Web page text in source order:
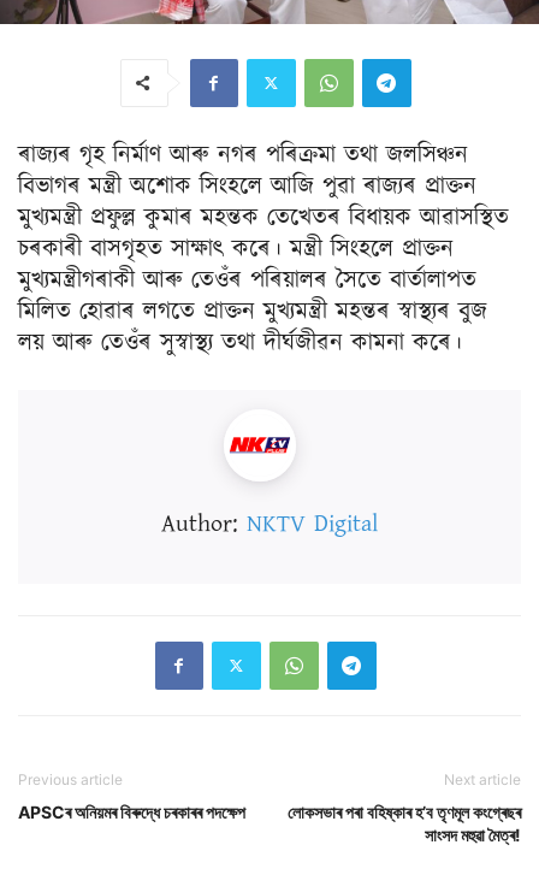
ৰাজ্যৰ গৃহ নিৰ্মাণ আৰু নগৰ পৰিক্ৰমা তথা জলসিঞ্চন
বিভাগৰ মন্ত্ৰী অশোক সিংহলে আজি পুৱা ৰাজ্যৰ প্ৰাক্তন
মুখ্যমন্ত্ৰী প্ৰফুল্ল কুমাৰ মহন্তক তেখেতৰ বিধায়ক আৱাসস্থিত
চৰকাৰী বাসগৃহত সাক্ষাৎ কৰে। মন্ত্ৰী সিংহলে প্ৰাক্তন
মুখ্যমন্ত্ৰীগৰাকী আৰু তেওঁৰ পৰিয়ালৰ সৈতে বাৰ্তালাপত
মিলিত হোৱাৰ লগতে প্ৰাক্তন মুখ্যমন্ত্ৰী মহন্তৰ স্বাস্থ্যৰ বুজ
লয় আৰু তেওঁৰ সুস্বাস্থ্য তথা দীৰ্ঘজীৱন কামনা কৰে।
Author: NKTV Digital
Previous article
APSCৰ অনিয়মৰ বিৰুদ্ধে চৰকাৰৰ পদক্ষেপ
Next article
লোকসভাৰ পৰা বহিষ্কাৰ হ’ব তৃণমূল কংগ্ৰেছৰ
সাংসদ মহুৱা মৈত্ৰ!